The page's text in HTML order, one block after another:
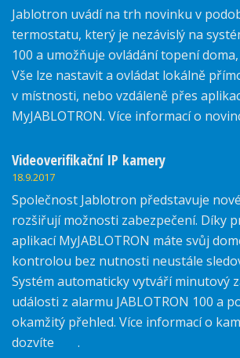
Jablotron uvádí na trh novinku v
termostatu, který je nezávislý na
100 a umožňuje ovládání topení
Vše lze nastavit a ovládat lokálně
v místnosti, nebo vzdáleně přes
MyJABLOTRON. Více informací o
Videoverifikační IP kamery
18.9.2017
Společnost Jablotron představuje
rozšiřují možnosti zabezpečení. Díky
aplikací MyJABLOTRON máte svůj
kontrolou bez nutnosti neustále
Systém automaticky vytváří minutový
události z alarmu JABLOTRON 100 a
okamžitý přehled. Více informací o
dozvíte
.